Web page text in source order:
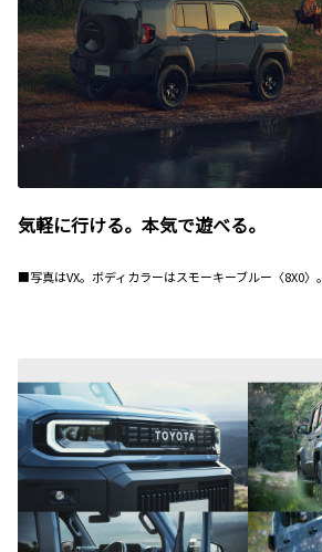
気軽に行ける。本気で遊べる。
■写真はVX。ボディカラーはスモーキーブルー〈8X0〉。